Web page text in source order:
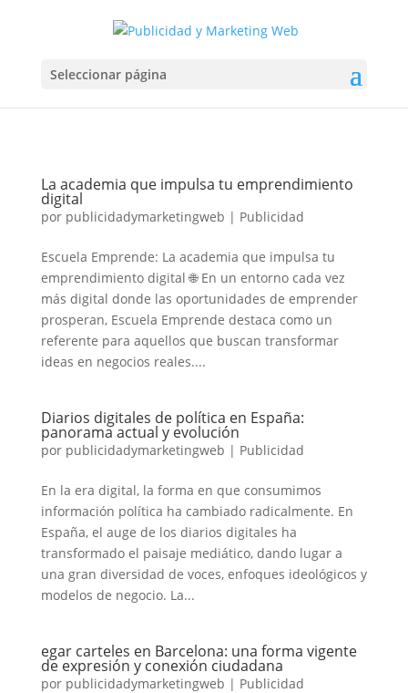
Seleccionar página
La academia que impulsa tu emprendimiento
digital
por publicidadymarketingweb | Publicidad
Escuela Emprende: La academia que impulsa tu
emprendimiento digital 🌐 En un entorno cada vez
más digital donde las oportunidades de emprender
prosperan, Escuela Emprende destaca como un
referente para aquellos que buscan transformar
ideas en negocios reales....
Diarios digitales de política en España:
panorama actual y evolución
por publicidadymarketingweb | Publicidad
En la era digital, la forma en que consumimos
información política ha cambiado radicalmente. En
España, el auge de los diarios digitales ha
transformado el paisaje mediático, dando lugar a
una gran diversidad de voces, enfoques ideológicos y
modelos de negocio. La...
egar carteles en Barcelona: una forma vigente
de expresión y conexión ciudadana
por publicidadymarketingweb | Publicidad